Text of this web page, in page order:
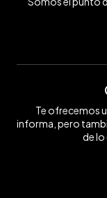
Te ofrecemos
informa, pero
de lo